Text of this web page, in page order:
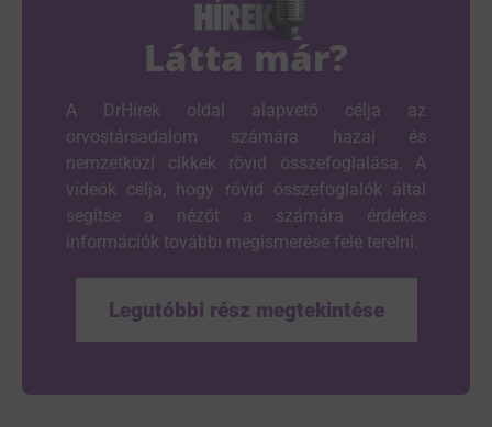
Látta már?
A DrHírek oldal alapvető célja az
orvostársadalom számára hazai és
nemzetközi cikkek rövid összefoglalása. A
videók célja, hogy rövid összefoglalók által
segítse a nézőt a számára érdekes
információk további megismerése felé terelni.
Legutóbbi rész megtekintése